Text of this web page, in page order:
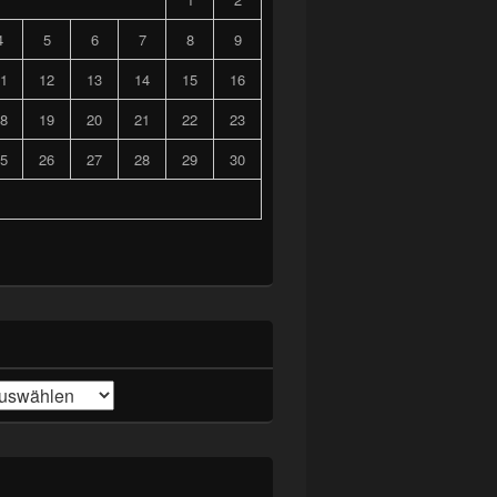
5 6 7 8
9
12 13 14 15
16
19 20 21 22
23
26 27 28 29 30